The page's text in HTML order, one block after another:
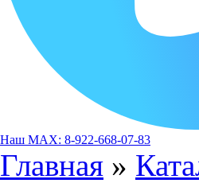
Наш MAX: 8-922-668-07-83
Главная »